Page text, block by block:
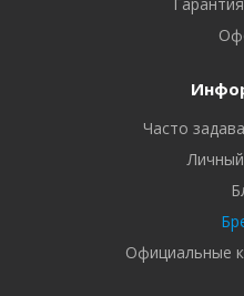
Часто
Официальные